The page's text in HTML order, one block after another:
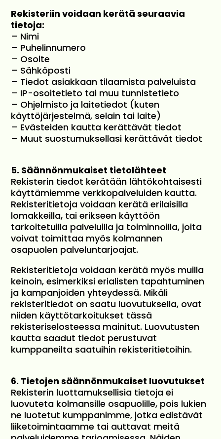
Rekisteriin voidaan kerätä seuraavia
tietoja:
– Nimi
– Puhelinnumero
– Osoite
– Sähköposti
– Tiedot asiakkaan tilaamista palveluista
– IP-osoitetieto tai muu tunnistetieto
– Ohjelmisto ja laitetiedot (kuten
käyttöjärjestelmä, selain tai laite)
– Evästeiden kautta kerättävät tiedot
– Muut suostumuksellasi kerättävät tiedot
5. Säännönmukaiset tietolähteet
Rekisterin tiedot kerätään lähtökohtaisesti
käyttämiemme verkkopalveluiden kautta.
Rekisteritietoja voidaan kerätä erilaisilla
lomakkeilla, tai erikseen käyttöön
tarkoitetuilla palveluilla ja toiminnoilla, joita
voivat toimittaa myös kolmannen
osapuolen palveluntarjoajat.
Rekisteritietoja voidaan kerätä myös muilla
keinoin, esimerkiksi erialisten tapahtuminen
ja kampanjoiden yhteydessä. Mikäli
rekisteritiedot on saatu luovutuksella, ovat
niiden käyttötarkoitukset tässä
rekisteriselosteessa mainitut. Luovutusten
kautta saadut tiedot perustuvat
kumppaneilta saatuihin rekisteritietoihin.
6. Tietojen säännönmukaiset luovutukset
Rekisterin luottamuksellisia tietoja ei
luovuteta kolmansille osapuolille, pois lukien
ne luotetut kumppanimme, jotka edistävät
liiketoimintaamme tai auttavat meitä